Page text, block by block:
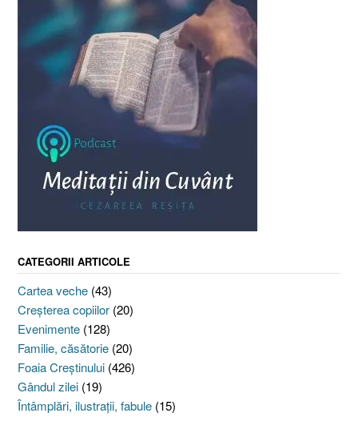
CATEGORII ARTICOLE
Cartea veche (43)
Creşterea copiilor (20)
Evenimente (128)
Familie, căsătorie (20)
Foaia Creştinului (426)
Gândul zilei (19)
Întâmplări, ilustraţii, fabule (15)